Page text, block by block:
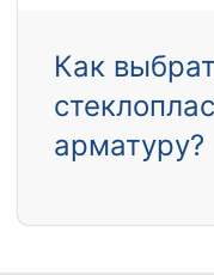
Как
арматуру?